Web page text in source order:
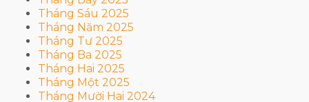
Tháng Sáu 2025
Tháng Năm 2025
Tháng Tư 2025
Tháng Ba 2025
Tháng Hai 2025
Tháng Một 2025
Tháng Mười Hai 2024